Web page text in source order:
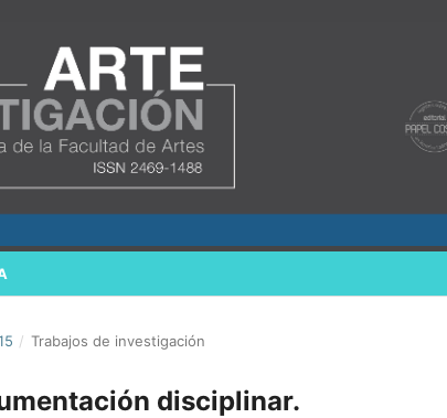
/ Trabajos de investigación
disciplinar.